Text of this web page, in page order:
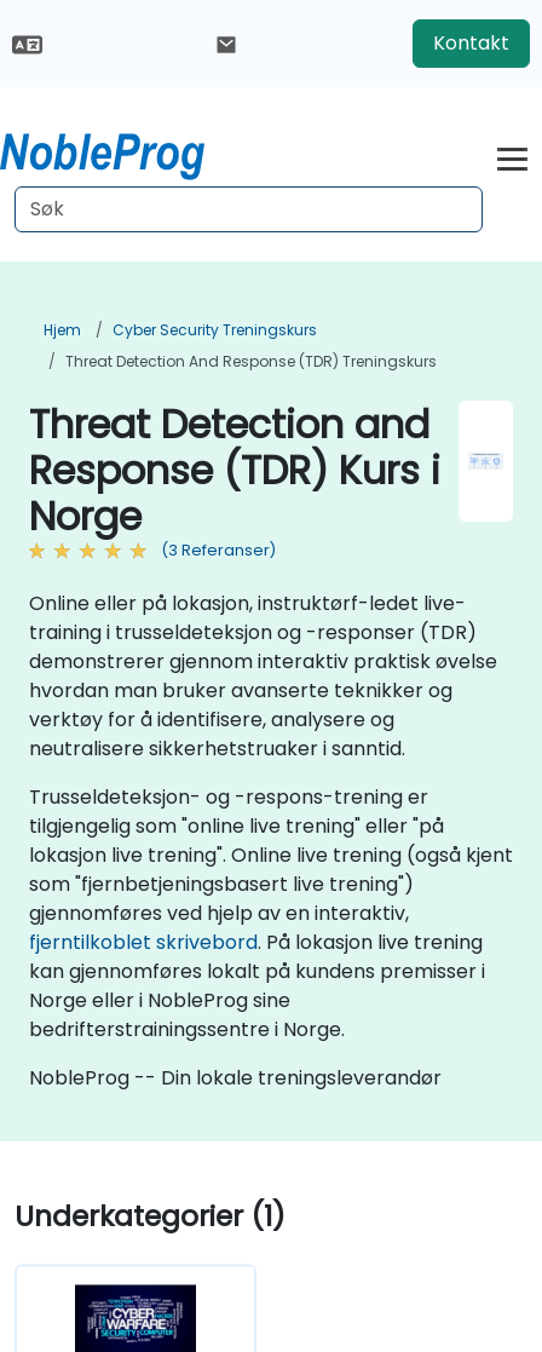
Kontakt
Hjem
Cyber Security Treningskurs
Threat Detection And Response (TDR) Treningskurs
Threat Detection and
Response (TDR) Kurs i
Norge
(3 Referanser)
Online eller på lokasjon, instruktørf-ledet live-
training i trusseldeteksjon og -responser (TDR)
demonstrerer gjennom interaktiv praktisk øvelse
hvordan man bruker avanserte teknikker og
verktøy for å identifisere, analysere og
neutralisere sikkerhetstruaker i sanntid.
Trusseldeteksjon- og -respons-trening er
tilgjengelig som "online live trening" eller "på
lokasjon live trening". Online live trening (også kjent
som "fjernbetjeningsbasert live trening")
gjennomføres ved hjelp av en interaktiv,
fjerntilkoblet skrivebord. På lokasjon live trening
kan gjennomføres lokalt på kundens premisser i
Norge eller i NobleProg sine
bedrifterstrainingssentre i Norge.
NobleProg -- Din lokale treningsleverandør
Underkategorier (1)